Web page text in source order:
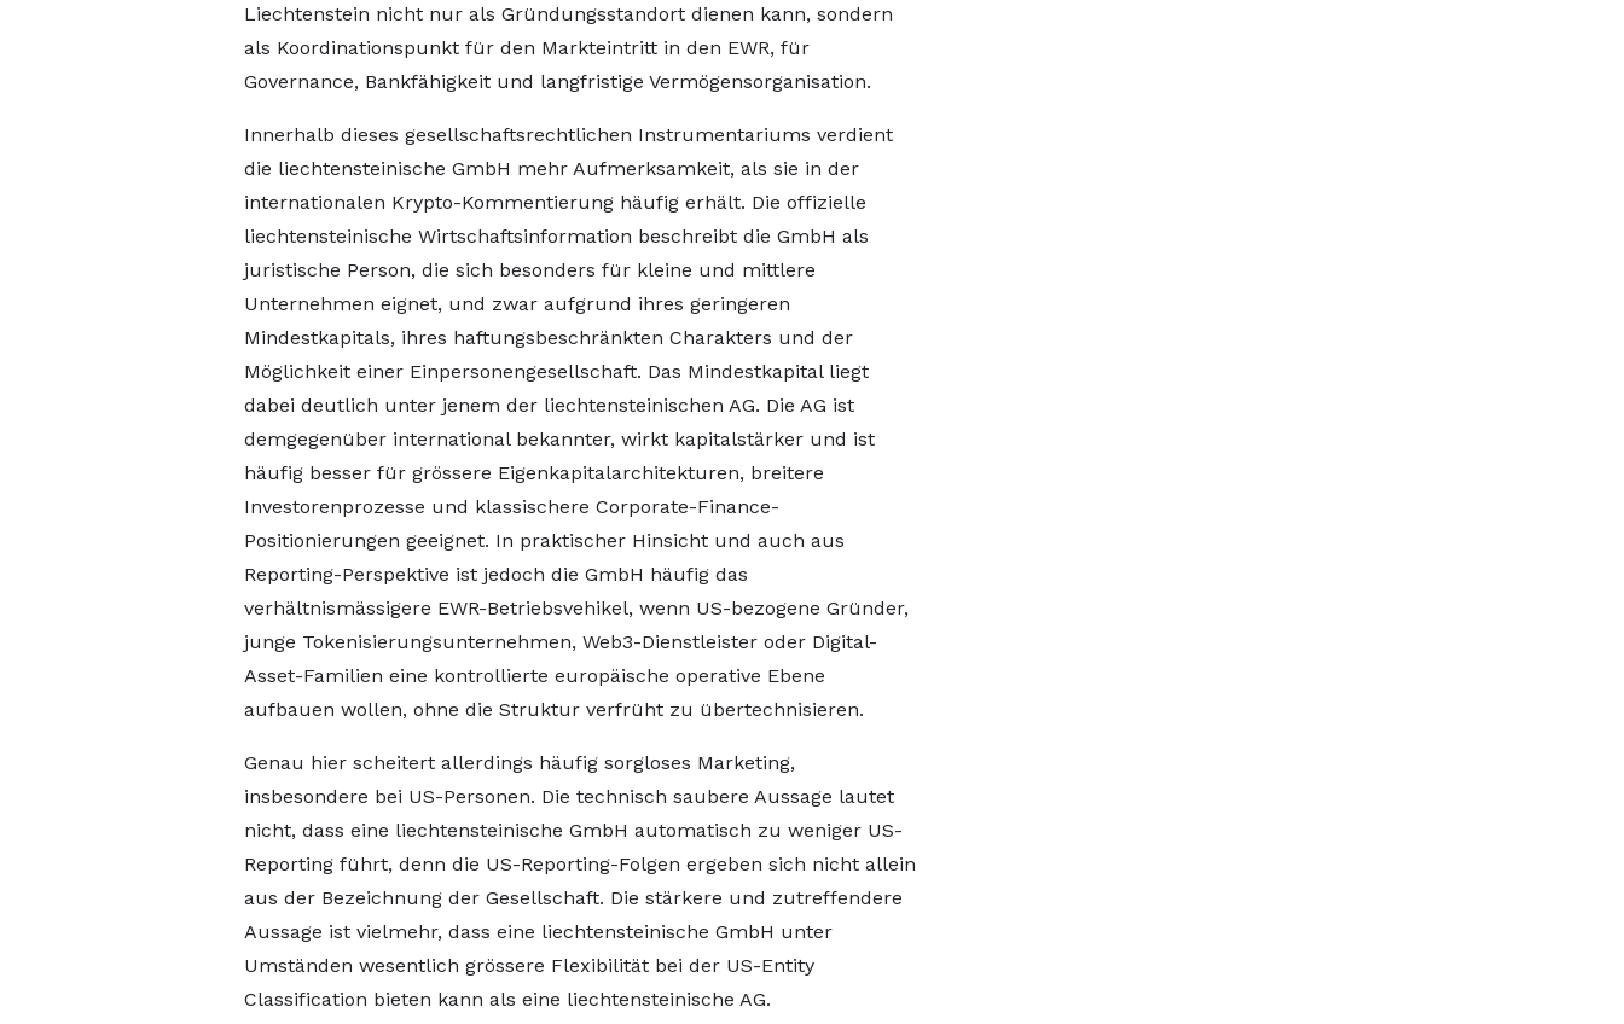
Liechtenstein nicht nur als Gründungsstandort dienen kann, sondern
als Koordinationspunkt für den Markteintritt in den EWR, für
Governance, Bankfähigkeit und langfristige Vermögensorganisation.
Innerhalb dieses gesellschaftsrechtlichen Instrumentariums verdient
die liechtensteinische GmbH mehr Aufmerksamkeit, als sie in der
internationalen Krypto-Kommentierung häufig erhält. Die offizielle
liechtensteinische Wirtschaftsinformation beschreibt die GmbH als
juristische Person, die sich besonders für kleine und mittlere
Unternehmen eignet, und zwar aufgrund ihres geringeren
Mindestkapitals, ihres haftungsbeschränkten Charakters und der
Möglichkeit einer Einpersonengesellschaft. Das Mindestkapital liegt
dabei deutlich unter jenem der liechtensteinischen AG. Die AG ist
demgegenüber international bekannter, wirkt kapitalstärker und ist
häufig besser für grössere Eigenkapitalarchitekturen, breitere
Investorenprozesse und klassischere Corporate-Finance-
Positionierungen geeignet. In praktischer Hinsicht und auch aus
Reporting-Perspektive ist jedoch die GmbH häufig das
verhältnismässigere EWR-Betriebsvehikel, wenn US-bezogene Gründer,
junge Tokenisierungsunternehmen, Web3-Dienstleister oder Digital-
Asset-Familien eine kontrollierte europäische operative Ebene
aufbauen wollen, ohne die Struktur verfrüht zu übertechnisieren.
Genau hier scheitert allerdings häufig sorgloses Marketing,
insbesondere bei US-Personen. Die technisch saubere Aussage lautet
nicht, dass eine liechtensteinische GmbH automatisch zu weniger US-
Reporting führt, denn die US-Reporting-Folgen ergeben sich nicht allein
aus der Bezeichnung der Gesellschaft. Die stärkere und zutreffendere
Aussage ist vielmehr, dass eine liechtensteinische GmbH unter
Umständen wesentlich grössere Flexibilität bei der US-Entity
Classification bieten kann als eine liechtensteinische AG.